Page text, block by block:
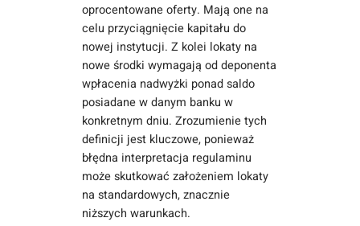
oprocentowane oferty. Mają one na
celu przyciągnięcie kapitału do
nowej instytucji. Z kolei lokaty na
nowe środki wymagają od deponenta
wpłacenia nadwyżki ponad saldo
posiadane w danym banku w
konkretnym dniu. Zrozumienie tych
definicji jest kluczowe, ponieważ
błędna interpretacja regulaminu
może skutkować założeniem lokaty
na standardowych, znacznie
niższych warunkach.